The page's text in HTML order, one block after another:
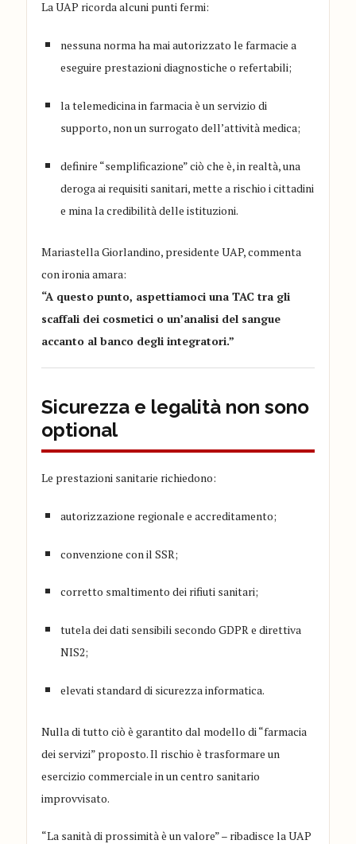
La UAP ricorda alcuni punti fermi:
nessuna norma ha mai autorizzato le farmacie a
eseguire prestazioni diagnostiche o refertabili;
la telemedicina in farmacia è un servizio di
supporto, non un surrogato dell’attività medica;
definire “semplificazione” ciò che è, in realtà, una
deroga ai requisiti sanitari, mette a rischio i cittadini
e mina la credibilità delle istituzioni.
Mariastella Giorlandino, presidente UAP, commenta
con ironia amara:
“A questo punto, aspettiamoci una TAC tra gli
scaffali dei cosmetici o un’analisi del sangue
accanto al banco degli integratori.”
Sicurezza e legalità non sono
optional
Le prestazioni sanitarie richiedono:
autorizzazione regionale e accreditamento;
convenzione con il SSR;
corretto smaltimento dei rifiuti sanitari;
tutela dei dati sensibili secondo GDPR e direttiva
NIS2;
elevati standard di sicurezza informatica.
Nulla di tutto ciò è garantito dal modello di “farmacia
dei servizi” proposto. Il rischio è trasformare un
esercizio commerciale in un centro sanitario
improvvisato.
“La sanità di prossimità è un valore” – ribadisce la UAP